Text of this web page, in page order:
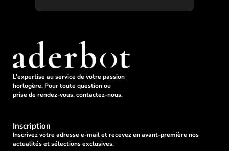
L’expertise au service de votre passion
horlogère. Pour toute question ou
prise de rendez-vous, contactez-nous.
Inscription
Inscrivez votre adresse e-mail et recevez en avant-première nos
actualités et sélections exclusives.